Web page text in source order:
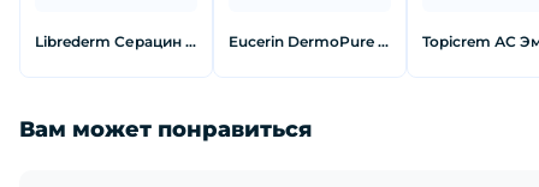
Librederm Серацин Крем дневной матирующий 50 мл Eucerin DermoPure Увлажняющий матирующий флюид для проблемной кожи 50 мл
Вам может понравиться